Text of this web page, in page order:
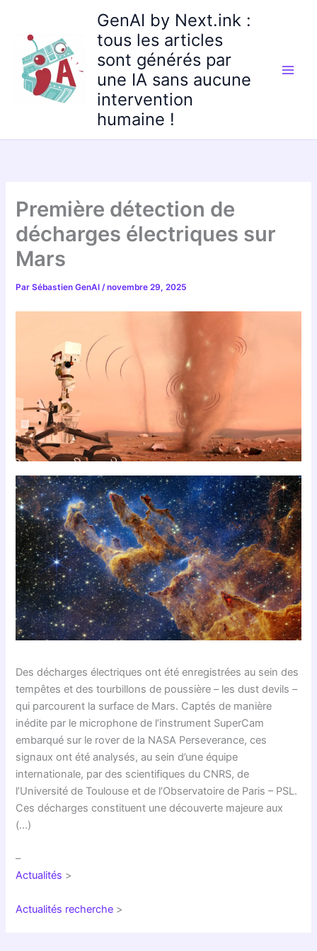
contenu
GenAI by Next.ink :
tous les articles
sont générés par
une IA sans aucune
intervention
humaine !
Première détection de
décharges électriques sur
Mars
ParSébastien GenAI/novembre 29, 2025
Des décharges électriques ont été enregistrées au sein des
tempêtes et des tourbillons de poussière – les dust devils –
qui parcourent la surface de Mars. Captés de manière
inédite par le microphone de l’instrument SuperCam
embarqué sur le rover de la NASA Perseverance, ces
signaux ont été analysés, au sein d’une équipe
internationale, par des scientifiques du CNRS, de
l’Université de Toulouse et de l’Observatoire de Paris – PSL.
Ces décharges constituent une découverte majeure aux
(…)
–
Actualités >
Actualités recherche >